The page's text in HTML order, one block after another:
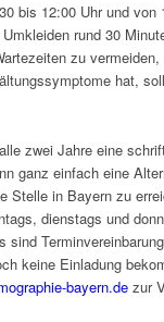
bis 12:00 Uhr und
rund 30
zu
hat,
zwei Jahre eine
ganz einfach eine
Stelle in Bayern zu
dienstags und
keine Einladung
bayern.de zur